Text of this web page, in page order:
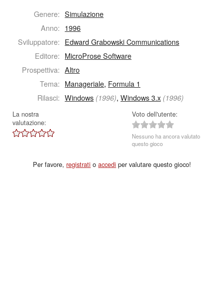
Genere: Simulazione
Anno: 1996
Sviluppatore: Edward Grabowski Communications
Editore: MicroProse Software
Prospettiva: Altro
Tema: Manageriale, Formula 1
Rilasci: Windows (1996),Windows 3.x (1996)
La nostra
valutazione:
Voto dell'utente:
Nessuno ha ancora valutato
questo gioco
Per favore,registrati oaccedi per valutare questo gioco!